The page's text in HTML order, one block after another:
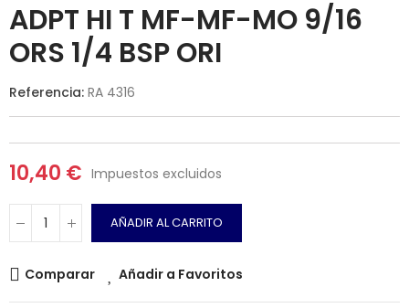
ADPT HI T MF-MF-MO 9/16
ORS 1/4 BSP ORI
Referencia: RA 4316
10,40 € Impuestos excluidos
AÑADIR AL CARRITO
Comparar Añadir a Favoritos